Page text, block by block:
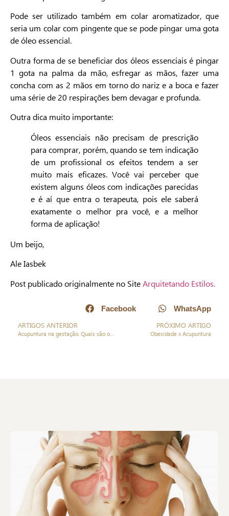
Pode ser utilizado também em colar aromatizador, que
seria um colar com pingente que se pode pingar uma gota
de óleo essencial.
Outra forma de se beneficiar dos óleos essenciais é pingar
1 gota na palma da mão, esfregar as mãos, fazer uma
concha com as 2 mãos em torno do nariz e a boca e fazer
uma série de 20 respirações bem devagar e profunda.
Outra dica muito importante:
Óleos essenciais não precisam de prescrição
para comprar, porém, quando se tem indicação
de um profissional os efeitos tendem a ser
muito mais eficazes. Você vai perceber que
existem alguns óleos com indicações parecidas
e é aí que entra o terapeuta, pois ele saberá
exatamente o melhor pra você, e a melhor
forma de aplicação!
Um beijo,
Ale Iasbek
Post publicado originalmente no SiteArquitetando Estilos.
Facebook
WhatsApp
ARTIGOS ANTERIOR
PRÓXIMO ARTIGO
Obesidade x Acupuntura